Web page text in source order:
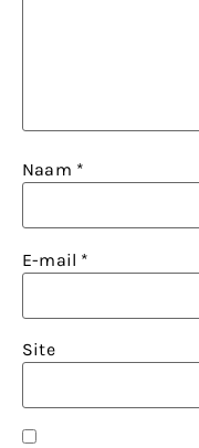
Naam *
E-mail *
Site